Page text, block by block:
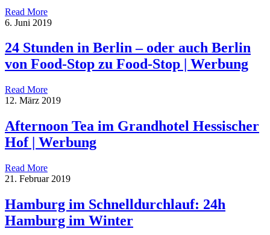
Read More
6. Juni 2019
24 Stunden in Berlin – oder auch Berlin
von Food-Stop zu Food-Stop | Werbung
Read More
12. März 2019
Afternoon Tea im Grandhotel Hessischer
Hof | Werbung
Read More
21. Februar 2019
Hamburg im Schnelldurchlauf: 24h
Hamburg im Winter